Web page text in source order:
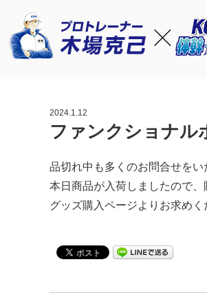
2024.1.12
ファンクショナル
品切れ中も多くのお問合せを
本日商品が入荷しましたので
グッズ購入ページよりお求めく